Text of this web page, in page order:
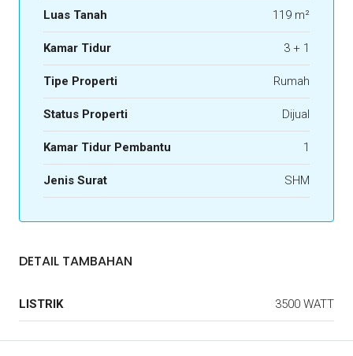
Luas Tanah 119 m²
Kamar Tidur 3 + 1
Tipe Properti Rumah
Status Properti Dijual
Kamar Tidur Pembantu 1
Jenis Surat SHM
DETAIL TAMBAHAN
LISTRIK 3500 WATT